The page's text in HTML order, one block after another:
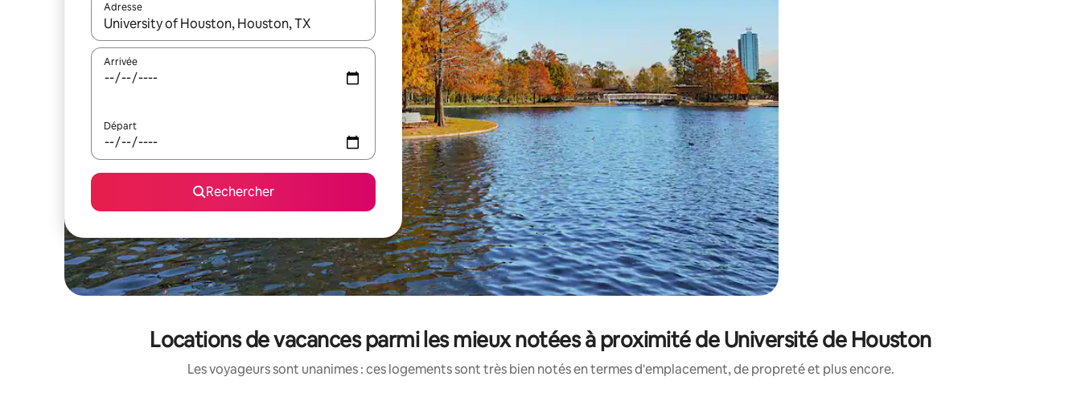
Adresse
Lorsque les résultats s'affichent, utilisez les flèches vers le haut et vers le bas pour les parcourir ou en appuyant et en faisant glisser.
Arrivée
Départ
Rechercher
Locations de vacances parmi les mieux notées à proximité de Université de Houston
Les voyageurs sont unanimes : ces logements sont très bien notés en termes d'emplacement, de propreté et plus encore.